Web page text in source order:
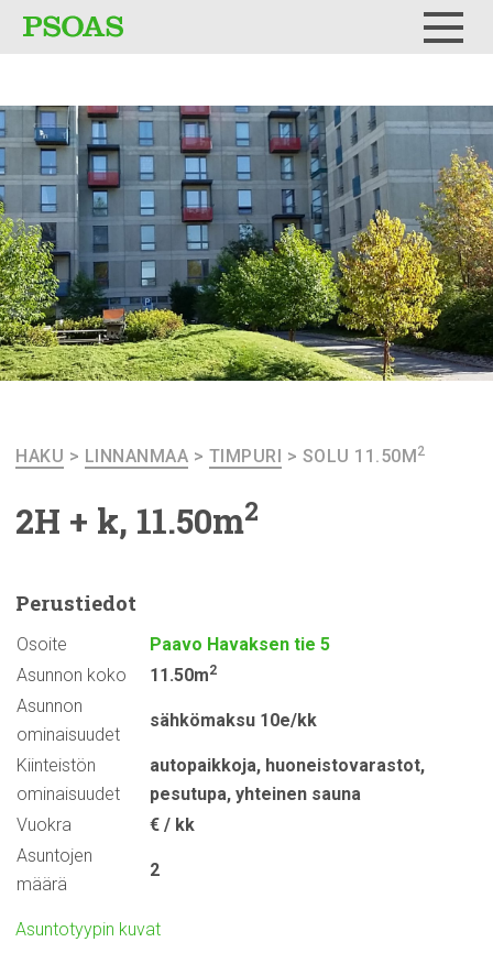
HAKU > LINNANMAA > TIMPURI > SOLU 11.50M2
2H + k, 11.50m2
Perustiedot
Osoite
Paavo Havaksen tie 5
Asunnon koko
11.50m2
Asunnon
ominaisuudet
sähkömaksu 10e/kk
Kiinteistön
ominaisuudet
autopaikkoja, huoneistovarastot,
pesutupa, yhteinen sauna
Vuokra
€ / kk
Asuntojen
määrä
2
Asuntotyypin kuvat